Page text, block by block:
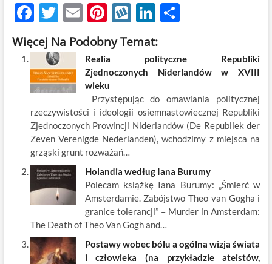
F
ac
e
b
o
o
k
T
w
itt
er
E
m
ail
Pi
nt
er
es
t
W
k
o
p
Li
k
e
n
S
ar
e
Więcej Na Podobny Temat:
Realia polityczne Republiki
Zjednoczonych Niderlandów w XVIII
wieku
Przystępując do omawiania politycznej
rzeczywistości i ideologii osiemnastowiecznej Republiki
Zjednoczonych Prowincji Niderlandów (De Republiek der
Zeven Verenigde Nederlanden), wchodzimy z miejsca na
grząski grunt rozważań…
Holandia według Iana Burumy
Polecam książkę Iana Burumy: „Śmierć w
Amsterdamie. Zabójstwo Theo van Gogha i
granice tolerancji” – Murder in Amsterdam:
The Death of Theo Van Gogh and…
Postawy wobec bólu a ogólna wizja świata
i człowieka (na przykładzie ateistów,